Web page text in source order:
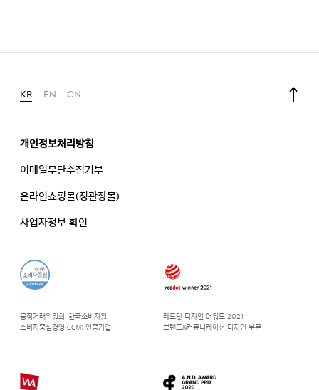
KR EN CN
공정거래위원회-한국소비자원
소비자중심경영(CCM) 인증기업
레드닷 디자인 어워드 2021
브랜드&커뮤니케이션 디자인 부문
개인정보처리방침
이메일무단수집거부
온라인쇼핑몰(정관장몰)
사업자정보 확인